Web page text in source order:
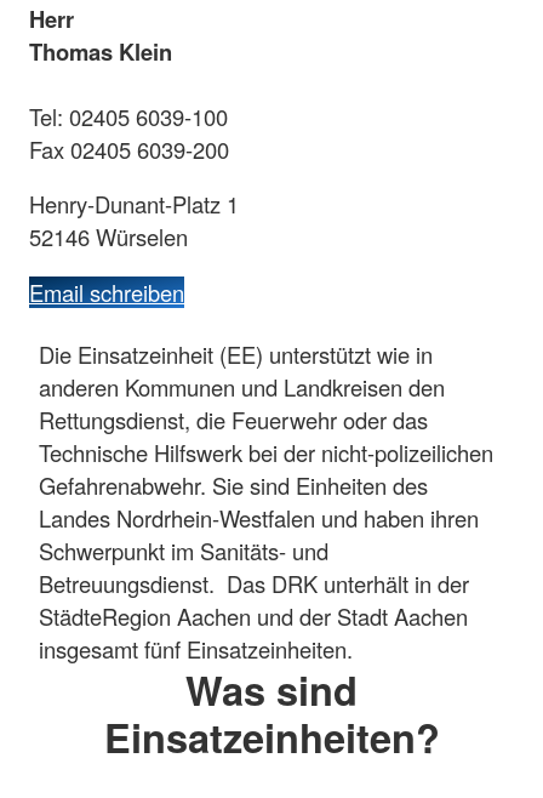
Herr
Thomas Klein
Tel: 02405 6039-100
Fax 02405 6039-200
Henry-Dunant-Platz 1
52146 Würselen
Email schreiben
Die Einsatzeinheit (EE) unterstützt wie in
anderen Kommunen und Landkreisen den
Rettungsdienst, die Feuerwehr oder das
Technische Hilfswerk bei der nicht-polizeilichen
Gefahrenabwehr. Sie sind Einheiten des
Landes Nordrhein-Westfalen und haben ihren
Schwerpunkt im Sanitäts- und
Betreuungsdienst. Das DRK unterhält in der
StädteRegion Aachen und der Stadt Aachen
insgesamt fünf Einsatzeinheiten.
Was sind
Einsatzeinheiten?